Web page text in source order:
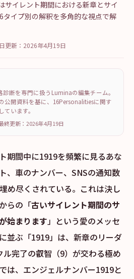
サイレント期間における新章とサイ
タイプ別の解釈を多角的な視点で解
更新： 2026年4月19日
診断を専門に扱うLuminaの編集チーム。
公開資料を基に、16Personalitiesに関す
います。
終更新： 2026年4月19日
期間中に1919を頻繁に見るあな
車のナンバー、SNSの通知数
め尽くされている。これは決し
らの「古いサイレント期間のサ
始まります」という愛のメッセ
並ぶ「1919」は、新章のリーダ
完了の叡智（9）が交わる極め
は、エンジェルナンバー1919と